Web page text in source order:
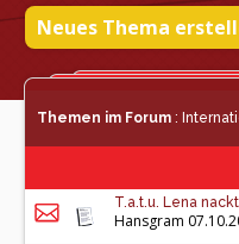
Neues Thema
Themen im Forum :
T.a.t.u. Lena nackt
Hansgram